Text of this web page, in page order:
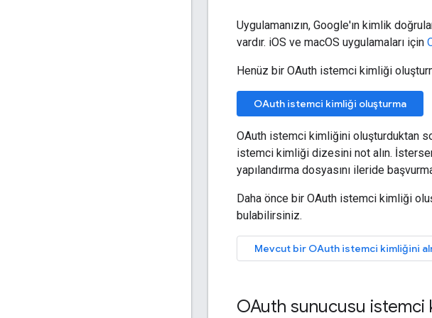
Uygulamanızın, Google'ın kimlik
vardır. iOS ve macOS uygulamaları için
Henüz bir OAuth istemci kimliği
OAuth istemci kimliği oluşturma
OAuth istemci kimliğini oluşturduktan
istemci kimliği dizesini not alın.
yapılandırma dosyasını ileride
Daha önce bir OAuth istemci kimliği
bulabilirsiniz.
Mevcut bir OAuth istemci kimliğini
OAuth sunucusu istemci